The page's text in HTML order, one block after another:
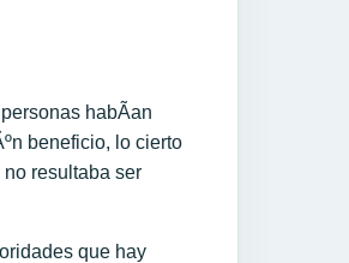
habÃ­an
beneficio, lo cierto
resultaba ser
que hay